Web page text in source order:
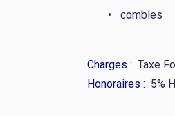
combles
Charges
Taxe
Honoraires
5%